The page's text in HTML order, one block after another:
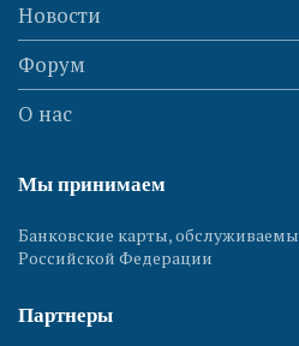
Новости
Форум
О нас
Мы принимаем
Банковские карты,
Российской Федерации
Партнеры